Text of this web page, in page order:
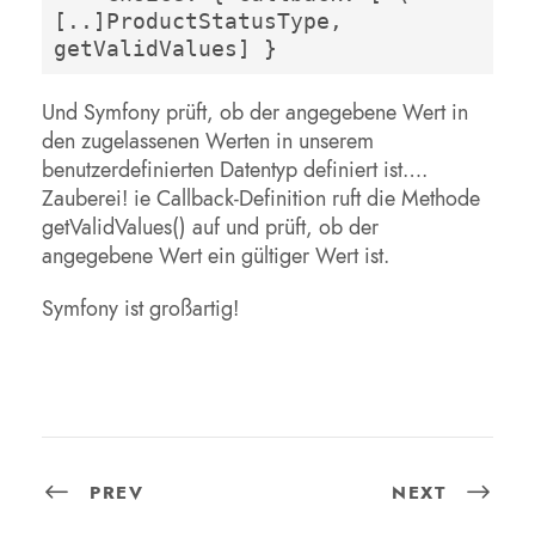
[..]ProductStatusType,
getValidValues] }
Und Symfony prüft, ob der angegebene Wert in
den zugelassenen Werten in unserem
benutzerdefinierten Datentyp definiert ist….
Zauberei! ie Callback-Definition ruft die Methode
getValidValues() auf und prüft, ob der
angegebene Wert ein gültiger Wert ist.
Symfony ist großartig!
PREV NEXT